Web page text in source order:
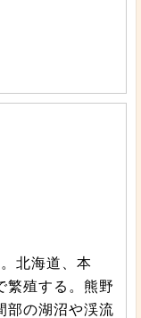
北海道、本
繁殖する。熊野
部の湖沼や渓流